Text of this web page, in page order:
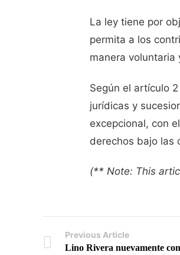
La ley tiene por
permita a los
manera voluntaria
Según el artículo
jurídicas y
excepcional, con
derechos bajo las
(** Note: This
Previous Article
Lino Rivera nuevamente